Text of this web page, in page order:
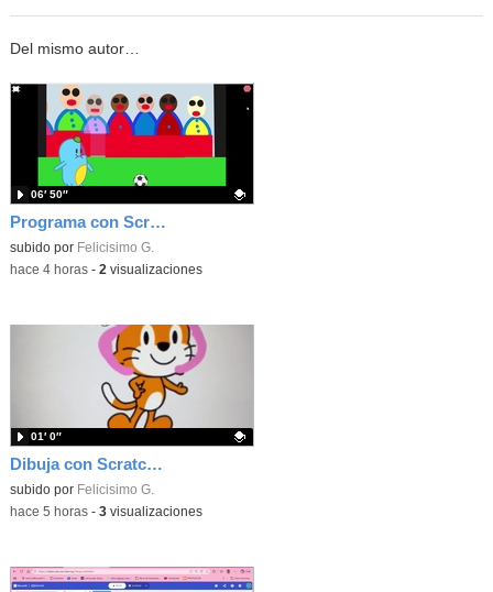
Del mismo autor…
Programa con Scratch unas gradas para que produzca el efecto de desplazamiento.
Contenido educativo.
subido por Felicisimo G.
06′ 50″
-hace 4 horas- 2 visualizaciones
Dibuja con Scratch Jr y usa los bloques de aparecer/desparecer para hacer animaciones
Contenido educativo.
subido por Felicisimo G.
01′ 0″
-hace 5 horas- 3visualizaciones